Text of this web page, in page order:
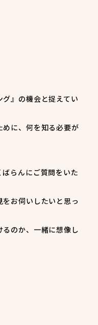
』の機会と捉えてい
に、何を知る必要が
らんにご質問をいた
お伺いしたいと思っ
のか、一緒に想像し